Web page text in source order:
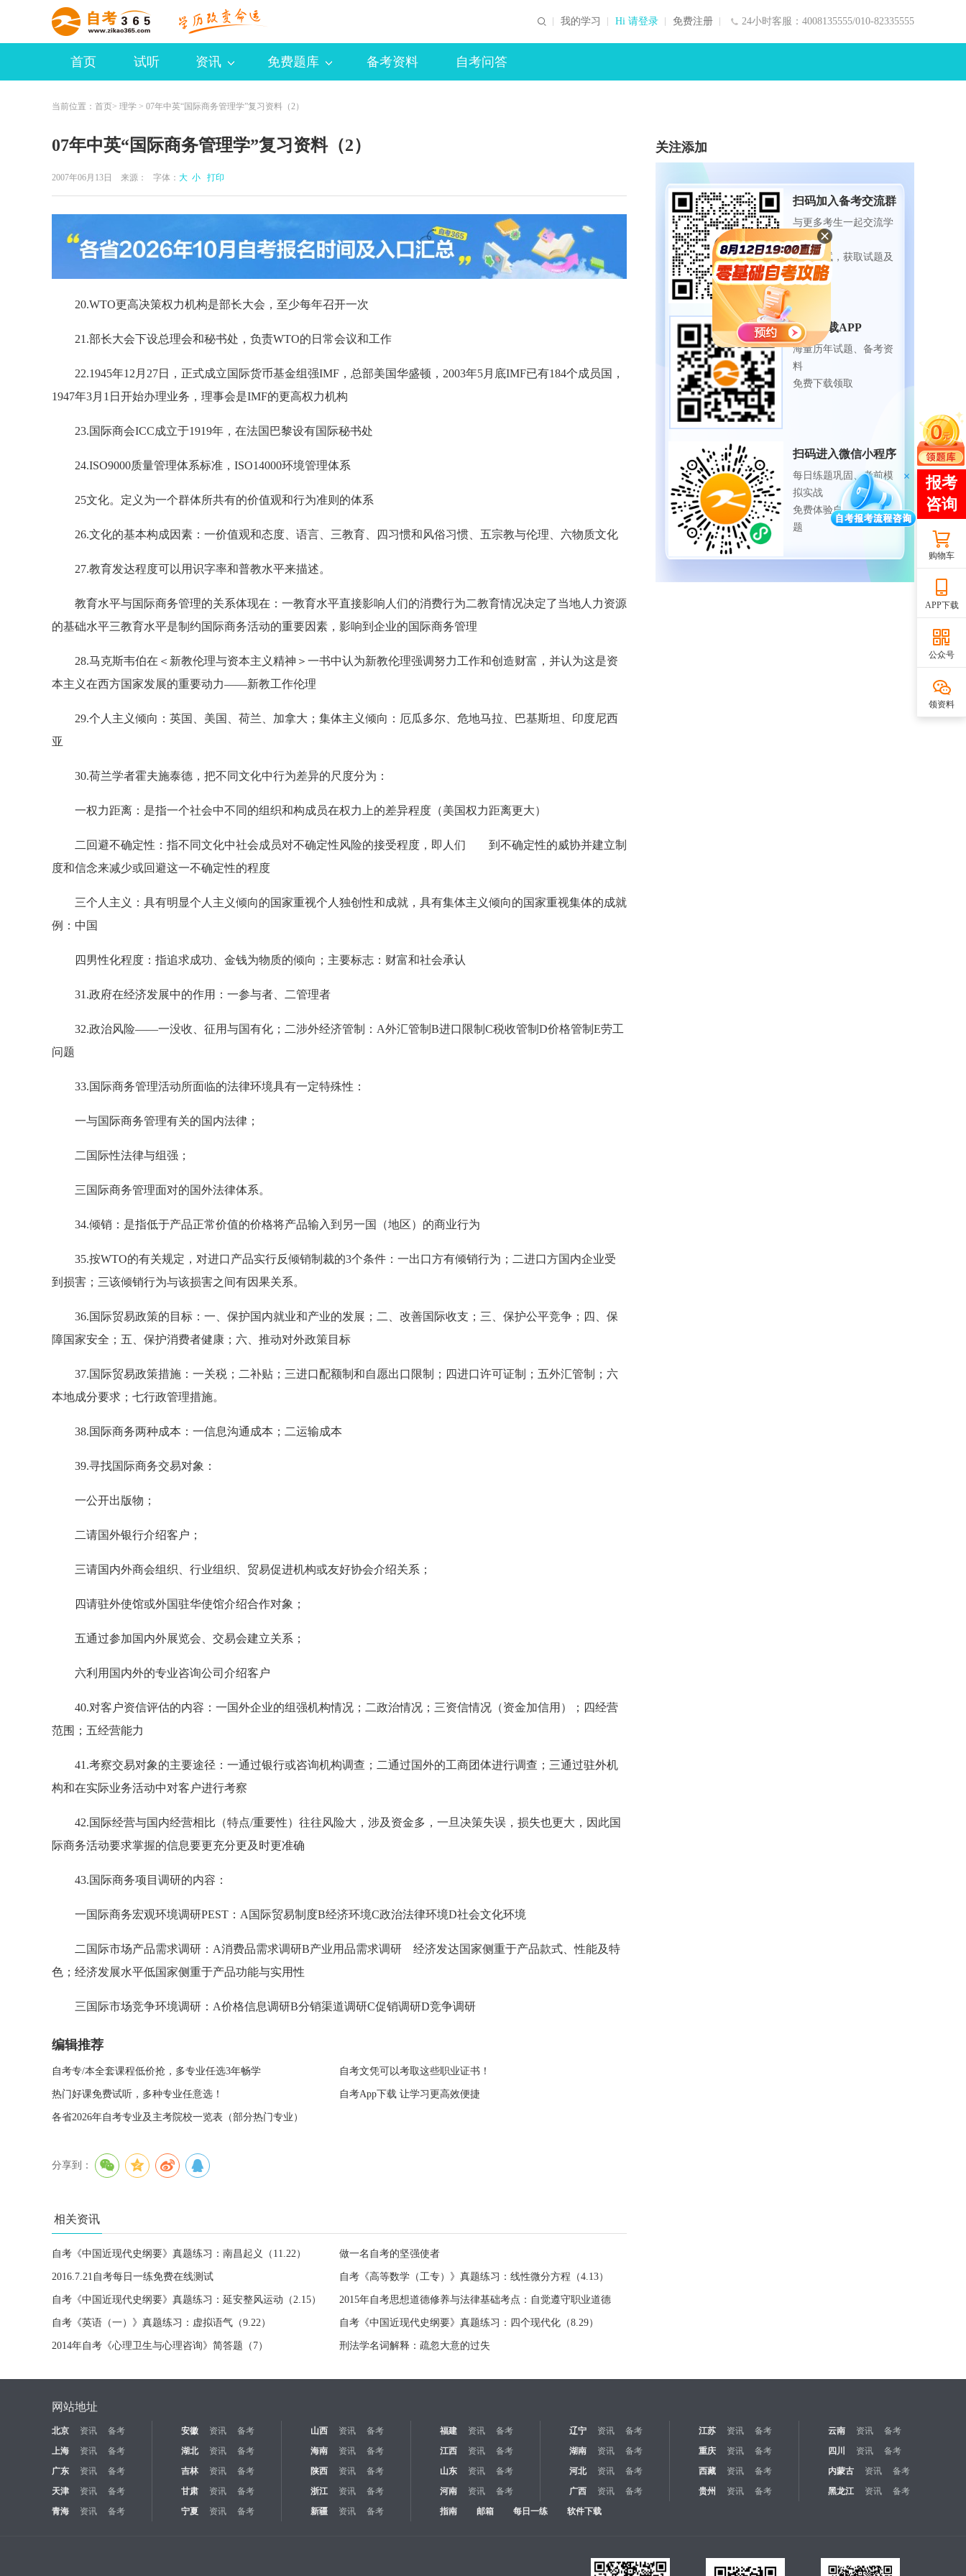
24小时客服：4008135555/010-82335555
我的学习 Hi 请登录 免费注册
首页 试听 资讯 免费题库 备考资料 自考问答
当前位置： 首页> 理学 > 07年中英“国际商务管理学”复习资料（2）
07年中英“国际商务管理学”复习资料（2）
2007年06月13日 来源： 字体： 大 小 打印
20.WTO更高决策权力机构是部长大会，至少每年召开一次
21.部长大会下设总理会和秘书处，负责WTO的日常会议和工作
22.1945年12月27日，正式成立国际货币基金组强IMF，总部美国华盛顿，2003年5月底IMF已有184个成员国，
1947年3月1日开始办理业务，理事会是IMF的更高权力机构
23.国际商会ICC成立于1919年，在法国巴黎设有国际秘书处
24.ISO9000质量管理体系标准，ISO14000环境管理体系
25文化。定义为一个群体所共有的价值观和行为准则的体系
26.文化的基本构成因素：一价值观和态度、语言、三教育、四习惯和风俗习惯、五宗教与伦理、六物质文化
27.教育发达程度可以用识字率和普教水平来描述。
教育水平与国际商务管理的关系体现在：一教育水平直接影响人们的消费行为二教育情况决定了当地人力资源
的基础水平三教育水平是制约国际商务活动的重要因素，影响到企业的国际商务管理
28.马克斯韦伯在＜新教伦理与资本主义精神＞一书中认为新教伦理强调努力工作和创造财富，并认为这是资
本主义在西方国家发展的重要动力——新教工作伦理
29.个人主义倾向：英国、美国、荷兰、加拿大；集体主义倾向：厄瓜多尔、危地马拉、巴基斯坦、印度尼西
亚
30.荷兰学者霍夫施泰德，把不同文化中行为差异的尺度分为：
一权力距离：是指一个社会中不同的组织和构成员在权力上的差异程度（美国权力距离更大）
二回避不确定性：指不同文化中社会成员对不确定性风险的接受程度，即人们 到不确定性的威协并建立制
度和信念来减少或回避这一不确定性的程度
三个人主义：具有明显个人主义倾向的国家重视个人独创性和成就，具有集体主义倾向的国家重视集体的成就
例：中国
四男性化程度：指追求成功、金钱为物质的倾向；主要标志：财富和社会承认
31.政府在经济发展中的作用：一参与者、二管理者
32.政治风险——一没收、征用与国有化；二涉外经济管制：A外汇管制B进口限制C税收管制D价格管制E劳工
问题
33.国际商务管理活动所面临的法律环境具有一定特殊性：
一与国际商务管理有关的国内法律；
二国际性法律与组强；
三国际商务管理面对的国外法律体系。
34.倾销：是指低于产品正常价值的价格将产品输入到另一国（地区）的商业行为
35.按WTO的有关规定，对进口产品实行反倾销制裁的3个条件：一出口方有倾销行为；二进口方国内企业受
到损害；三该倾销行为与该损害之间有因果关系。
36.国际贸易政策的目标：一、保护国内就业和产业的发展；二、改善国际收支；三、保护公平竞争；四、保
障国家安全；五、保护消费者健康；六、推动对外政策目标
37.国际贸易政策措施：一关税；二补贴；三进口配额制和自愿出口限制；四进口许可证制；五外汇管制；六
本地成分要求；七行政管理措施。
38.国际商务两种成本：一信息沟通成本；二运输成本
39.寻找国际商务交易对象：
一公开出版物；
二请国外银行介绍客户；
三请国内外商会组织、行业组织、贸易促进机构或友好协会介绍关系；
四请驻外使馆或外国驻华使馆介绍合作对象；
五通过参加国内外展览会、交易会建立关系；
六利用国内外的专业咨询公司介绍客户
40.对客户资信评估的内容：一国外企业的组强机构情况；二政治情况；三资信情况（资金加信用）；四经营
范围；五经营能力
41.考察交易对象的主要途径：一通过银行或咨询机构调查；二通过国外的工商团体进行调查；三通过驻外机
构和在实际业务活动中对客户进行考察
42.国际经营与国内经营相比（特点/重要性）往往风险大，涉及资金多，一旦决策失误，损失也更大，因此国
际商务活动要求掌握的信息要更充分更及时更准确
43.国际商务项目调研的内容：
一国际商务宏观环境调研PEST：A国际贸易制度B经济环境C政治法律环境D社会文化环境
二国际市场产品需求调研：A消费品需求调研B产业用品需求调研 经济发达国家侧重于产品款式、性能及特
色；经济发展水平低国家侧重于产品功能与实用性
三国际市场竞争环境调研：A价格信息调研B分销渠道调研C促销调研D竞争调研
编辑推荐
自考专/本全套课程低价抢，多专业任选3年畅学 自考文凭可以考取这些职业证书！
热门好课免费试听，多种专业任意选！ 自考App下载 让学习更高效便捷
各省2026年自考专业及主考院校一览表（部分热门专业）
分享到：
相关资讯
自考《中国近现代史纲要》真题练习：南昌起义（11.22） 做一名自考的坚强使者
2016.7.21自考每日一练免费在线测试 自考《高等数学（工专）》真题练习：线性微分方程（4.13）
自考《中国近现代史纲要》真题练习：延安整风运动（2.15） 2015年自考思想道德修养与法律基础考点：自觉遵守职业道德
自考《英语（一）》真题练习：虚拟语气（9.22） 自考《中国近现代史纲要》真题练习：四个现代化（8.29）
2014年自考《心理卫生与心理咨询》简答题（7） 刑法学名词解释：疏忽大意的过失
关注添加
扫码加入备考交流群
与更多考生一起交流学
习经验
备战考试，获取试题及
资料
扫码下载APP
海量历年试题、备考资
料
免费下载领取
扫码进入微信小程序
每日练题巩固、考前模
拟实战
免费体验自考365海量试
题
购物车
APP下载
公众号
领资料
网站地址
北京 资讯 备考 安徽 资讯 备考 山西 资讯 备考 福建 资讯 备考 辽宁 资讯 备考 江苏 资讯 备考 云南 资讯
备考
上海
资讯 备考 湖北 资讯 备考 海南 资讯 备考 江西 资讯 备考 湖南 资讯 备考 重庆 资讯 备考 四川 资讯
备考
广东
资讯 备考 吉林 资讯 备考 陕西 资讯 备考 山东 资讯 备考 河北 资讯 备考 西藏 资讯 备考 内蒙古 资讯
备考
天津
资讯 备考 甘肃 资讯 备考 浙江 资讯 备考 河南 资讯 备考 广西 资讯 备考 贵州 资讯 备考 黑龙江 资讯
备考
青海
资讯 备考 宁夏 资讯 备考 新疆 资讯 备考 指南 邮箱 每日一练 软件下载